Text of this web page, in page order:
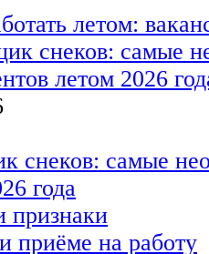
летом:
снеков: самые
года